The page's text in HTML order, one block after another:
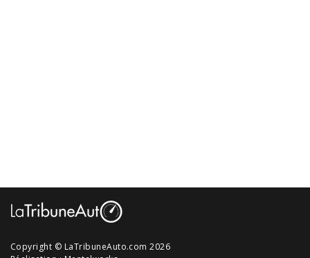
Copyright © LaTribuneAuto.com 2026